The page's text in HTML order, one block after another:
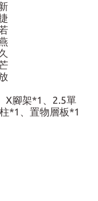
X腳架*1、2.5單
*1、置物層板*1